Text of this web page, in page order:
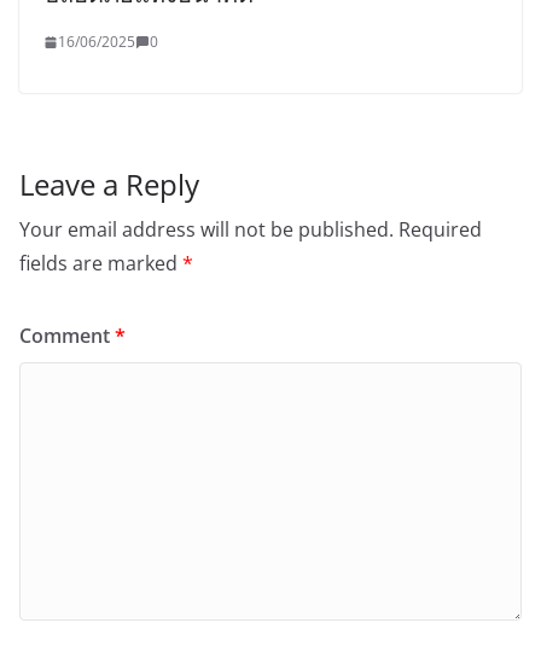
16/06/2025 0
Leave a Reply
Your email address will not be published. Required
fields are marked *
Comment*